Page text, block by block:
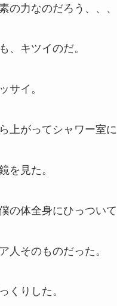
の力なのだろう、、、
、キツイのだ。
サイ。
上がってシャワー室に
を見た。
の体全身にひっついて
人そのものだった。
くりした。